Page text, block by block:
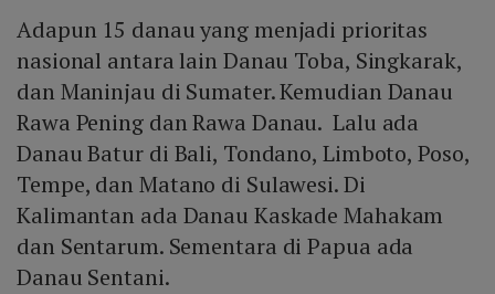
Adapun 15 danau yang menjadi prioritas
nasional antara lain Danau Toba, Singkarak,
dan Maninjau di Sumater. Kemudian Danau
Rawa Pening dan Rawa Danau. Lalu ada
Danau Batur di Bali, Tondano, Limboto, Poso,
Tempe, dan Matano di Sulawesi. Di
Kalimantan ada Danau Kaskade Mahakam
dan Sentarum. Sementara di Papua ada
Danau Sentani.